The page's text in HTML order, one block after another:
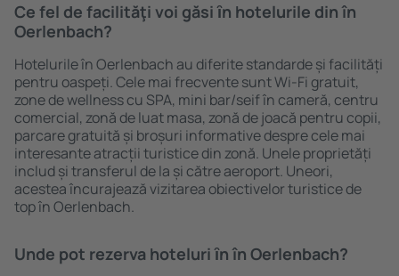
Ce fel de facilităţi voi găsi ȋn hotelurile din în
Oerlenbach?
Hotelurile în Oerlenbach au diferite standarde și facilități
pentru oaspeți. Cele mai frecvente sunt Wi-Fi gratuit,
zone de wellness cu SPA, mini bar/seif în cameră, centru
comercial, zonă de luat masa, zonă de joacă pentru copii,
parcare gratuită și broșuri informative despre cele mai
interesante atracții turistice din zonă. Unele proprietăți
includ și transferul de la și către aeroport. Uneori,
acestea încurajează vizitarea obiectivelor turistice de
top în Oerlenbach.
Unde pot rezerva hoteluri ȋn în Oerlenbach?